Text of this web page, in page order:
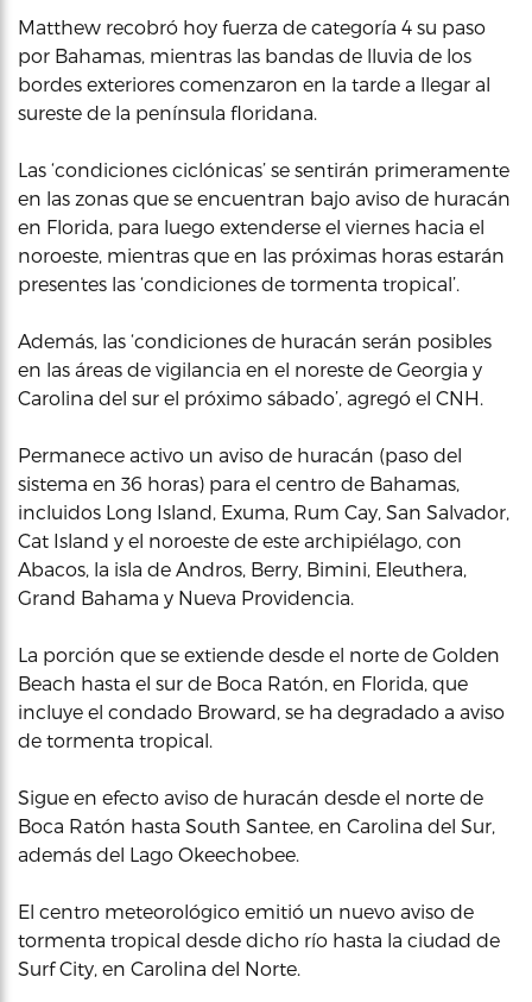
Matthew recobró hoy fuerza de categoría 4 su paso
por Bahamas, mientras las bandas de lluvia de los
bordes exteriores comenzaron en la tarde a llegar al
sureste de la península floridana.
Las ‘condiciones ciclónicas’ se sentirán primeramente
en las zonas que se encuentran bajo aviso de huracán
en Florida, para luego extenderse el viernes hacia el
noroeste, mientras que en las próximas horas estarán
presentes las ‘condiciones de tormenta tropical’.
Además, las ‘condiciones de huracán serán posibles
en las áreas de vigilancia en el noreste de Georgia y
Carolina del sur el próximo sábado’, agregó el CNH.
Permanece activo un aviso de huracán (paso del
sistema en 36 horas) para el centro de Bahamas,
incluidos Long Island, Exuma, Rum Cay, San Salvador,
Cat Island y el noroeste de este archipiélago, con
Abacos, la isla de Andros, Berry, Bimini, Eleuthera,
Grand Bahama y Nueva Providencia.
La porción que se extiende desde el norte de Golden
Beach hasta el sur de Boca Ratón, en Florida, que
incluye el condado Broward, se ha degradado a aviso
de tormenta tropical.
Sigue en efecto aviso de huracán desde el norte de
Boca Ratón hasta South Santee, en Carolina del Sur,
además del Lago Okeechobee.
El centro meteorológico emitió un nuevo aviso de
tormenta tropical desde dicho río hasta la ciudad de
Surf City, en Carolina del Norte.